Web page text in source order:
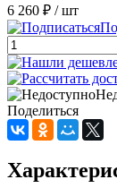
6 260 ₽ / шт
Поделиться